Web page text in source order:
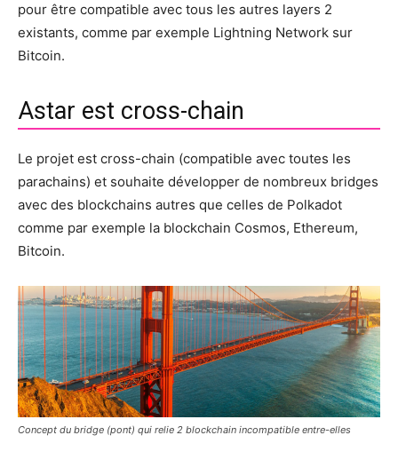
pour être compatible avec tous les autres layers 2
existants, comme par exemple Lightning Network sur
Bitcoin.
Astar est cross-chain
Le projet est cross-chain (compatible avec toutes les
parachains) et souhaite développer de nombreux bridges
avec des blockchains autres que celles de Polkadot
comme par exemple la blockchain Cosmos, Ethereum,
Bitcoin.
Concept du bridge (pont) qui relie 2 blockchain incompatible entre-elles